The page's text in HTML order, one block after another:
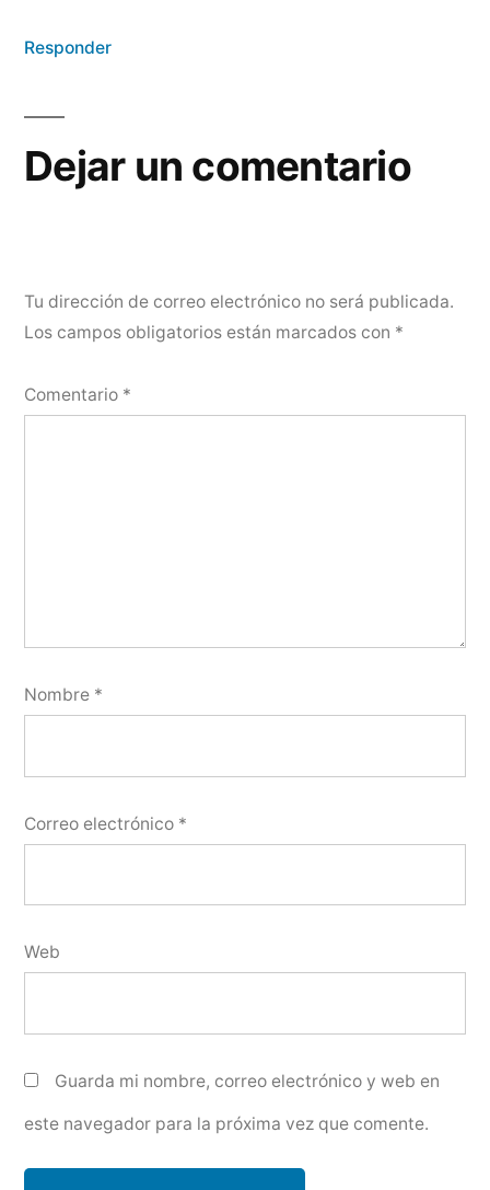
Responder
Dejar un comentario
Tu dirección de correo electrónico no será publicada.
Los campos obligatorios están marcados con *
Comentario *
Nombre *
Correo electrónico *
Web
Guarda mi nombre, correo electrónico y web en
este navegador para la próxima vez que comente.